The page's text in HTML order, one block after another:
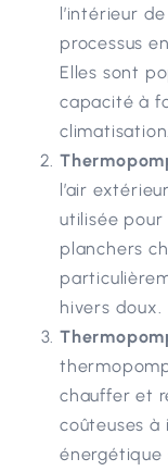
l’intérieur
processus
Elles sont
capacité à
climatisation.
l’air
utilisée
planchers
hivers doux.
chauffer et
coûteuses
énergétique